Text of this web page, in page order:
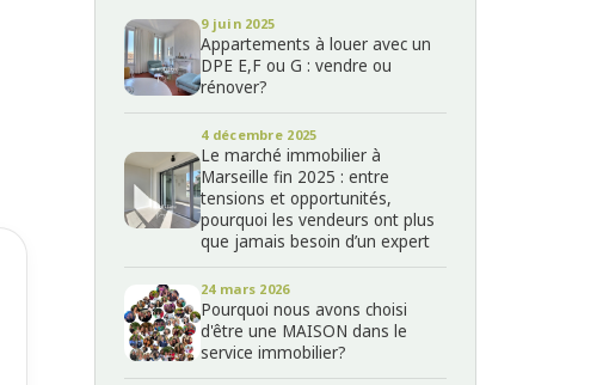
9 juin 2025
Appartements à louer avec un
DPE E,F ou G : vendre ou
rénover?
4 décembre 2025
Le marché immobilier à
Marseille fin 2025 : entre
tensions et opportunités,
pourquoi les vendeurs ont plus
que jamais besoin d’un expert
24 mars 2026
Pourquoi nous avons choisi
d'être une MAISON dans le
service immobilier?